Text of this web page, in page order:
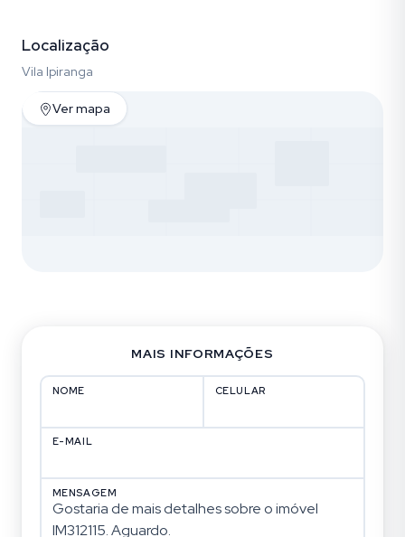
Localização
Vila Ipiranga
Ver mapa
MAIS INFORMAÇÕES
NOME CELULAR
E-MAIL
MENSAGEM